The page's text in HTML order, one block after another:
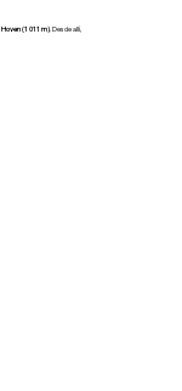
Hoven (1 011 m) . Desde allí,